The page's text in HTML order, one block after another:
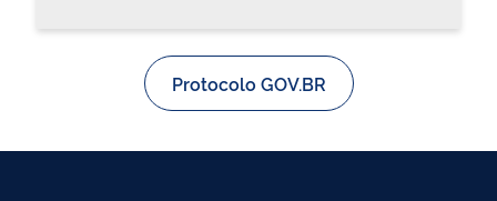
Protocolo GOV.BR